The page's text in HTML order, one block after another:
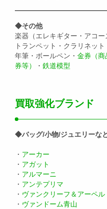
◆その他
楽器（エレキギター・アコ
トランペット・クラリネッ
年筆・ボールペン・ 金券（商
券等）
・ 鉄道模型
買取強化ブランド
◆バッグ/小物/ジュエリーな
・ アーカー
・ アガット
・ アルマーニ
・ アンテプリマ
・ ヴァンクリーフ＆アーペル
・ ヴァンドーム青山